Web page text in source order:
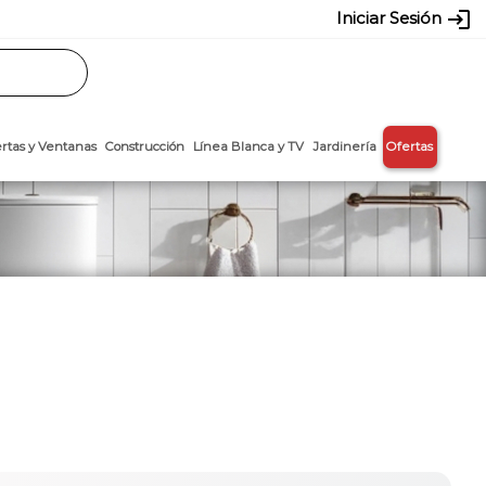
Iniciar Sesión login
Línea Blanca y